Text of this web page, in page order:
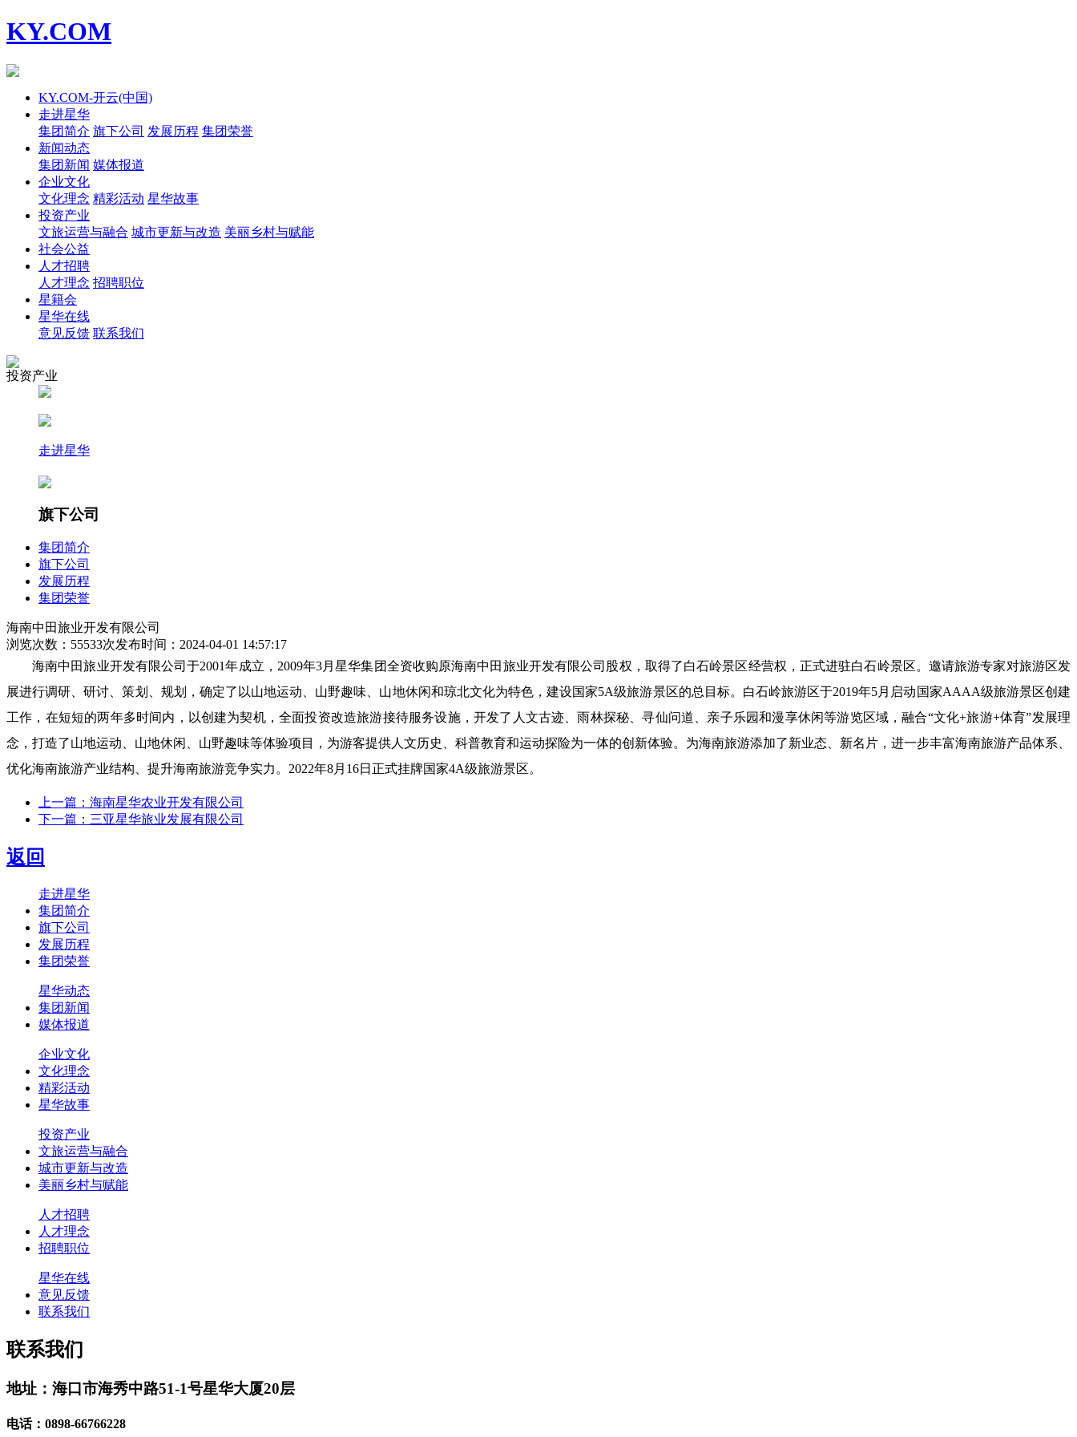
KY.COM
KY.COM-开云(中国)
走进星华
集团简介 旗下公司 发展历程 集团荣誉
新闻动态
集团新闻 媒体报道
企业文化
文化理念 精彩活动 星华故事
投资产业
文旅运营与融合 城市更新与改造 美丽乡村与赋能
社会公益
人才招聘
人才理念 招聘职位
星籍会
星华在线
意见反馈 联系我们
投资产业
走进星华
旗下公司
集团简介
旗下公司
发展历程
集团荣誉
海南中田旅业开发有限公司
浏览次数：55533次发布时间：2024-04-01 14:57:17
海南中田旅业开发有限公司于2001年成立，2009年3月星华集团全资收购原海南中田旅业开发有限公司股权，取得了白石岭景区经营权，正式进驻白石岭景区。邀请旅游专家对旅游区发
展进行调研、研讨、策划、规划，确定了以山地运动、山野趣味、山地休闲和琼北文化为特色，建设国家5A级旅游景区的总目标。白石岭旅游区于2019年5月启动国家AAAA级旅游景区创建
工作，在短短的两年多时间内，以创建为契机，全面投资改造旅游接待服务设施，开发了人文古迹、雨林探秘、寻仙问道、亲子乐园和漫享休闲等游览区域，融合“文化+旅游+体育”发展理
念，打造了山地运动、山地休闲、山野趣味等体验项目，为游客提供人文历史、科普教育和运动探险为一体的创新体验。为海南旅游添加了新业态、新名片，进一步丰富海南旅游产品体系、
优化海南旅游产业结构、提升海南旅游竞争实力。2022年8月16日正式挂牌国家4A级旅游景区。
上一篇：海南星华农业开发有限公司
下一篇：三亚星华旅业发展有限公司
返回
走进星华
集团简介
旗下公司
发展历程
集团荣誉
星华动态
集团新闻
媒体报道
企业文化
文化理念
精彩活动
星华故事
投资产业
文旅运营与融合
城市更新与改造
美丽乡村与赋能
人才招聘
人才理念
招聘职位
星华在线
意见反馈
联系我们
联系我们
地址：海口市海秀中路51-1号星华大厦20层
电话：0898-66766228